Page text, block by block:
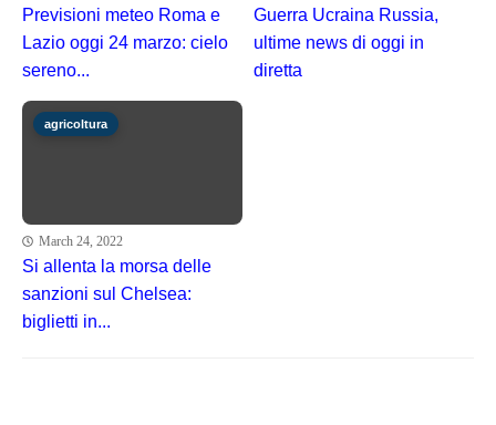
Previsioni meteo Roma e
Lazio oggi 24 marzo: cielo
sereno...
Guerra Ucraina Russia,
ultime news di oggi in
diretta
agricoltura
March 24, 2022
Si allenta la morsa delle
sanzioni sul Chelsea:
biglietti in...